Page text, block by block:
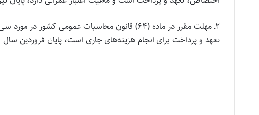
تعهد و پرداخت برای انجام هزینه‌های جاری است، پایان فروردین